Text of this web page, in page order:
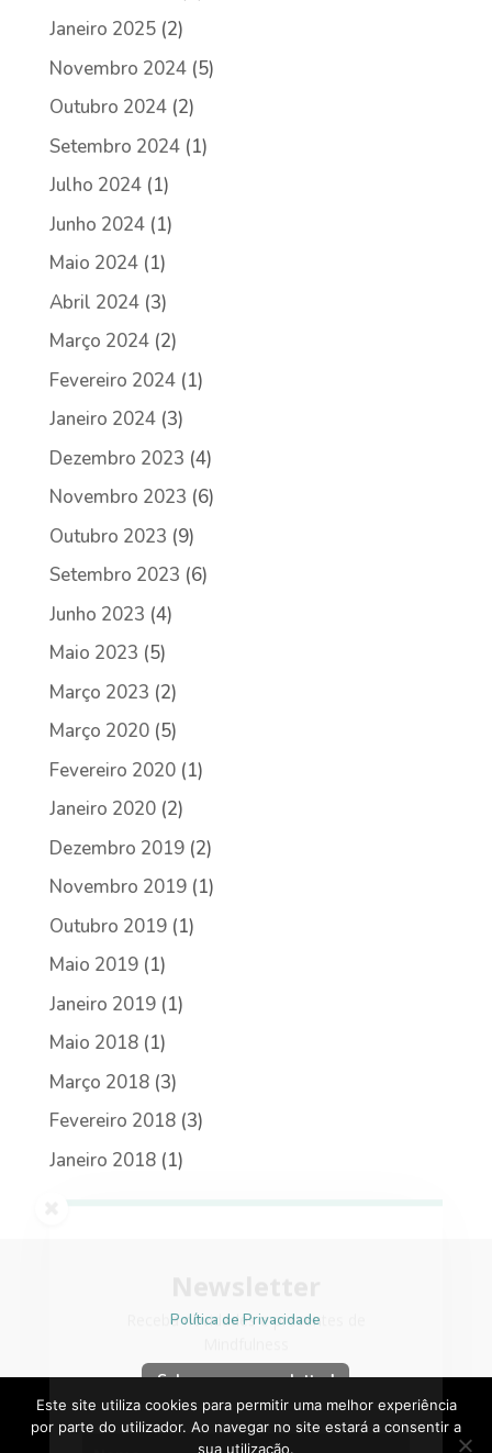
Janeiro 2025(2)
Novembro 2024(5)
Outubro 2024(2)
Setembro 2024(1)
Julho 2024(1)
Junho 2024(1)
Maio 2024(1)
Abril 2024(3)
Março 2024(2)
Fevereiro 2024(1)
Janeiro 2024(3)
Dezembro 2023 (4)
Novembro 2023 (6)
Outubro 2023 (9)
Setembro 2023 (6)
Junho 2023 (4)
Maio 2023 (5)
Março 2023 (2)
Março 2020(5)
Fevereiro 2020(1)
Janeiro 2020(2)
Dezembro 2019(2)
Novembro 2019(1)
Outubro 2019(1)
Maio 2019(1)
Janeiro 2019(1)
Maio 2018(1)
Março 2018(3)
Fevereiro 2018(3)
Janeiro 2018(1)
Política de Privacidade
Subscreva a newsletter!
Newsletter
Este site utiliza cookies para permitir uma melhor experiência
por parte do utilizador. Ao navegar no site estará a consentir a
sua utilização.